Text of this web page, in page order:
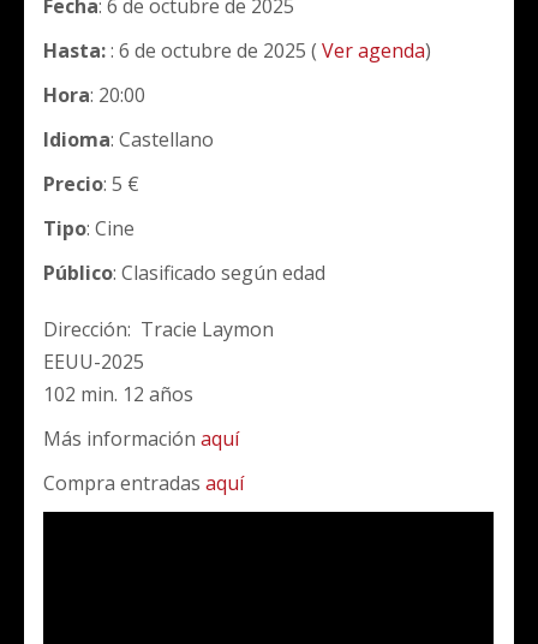
Fecha: 6 de octubre de 2025
Hasta:: 6 de octubre de 2025 ( Ver agenda)
Hora: 20:00
Idioma: Castellano
Precio: 5 €
Tipo: Cine
Público: Clasificado según edad
Dirección: Tracie Laymon
EEUU-2025
102 min. 12 años
Más informaciónaquí
Compra entradasaquí